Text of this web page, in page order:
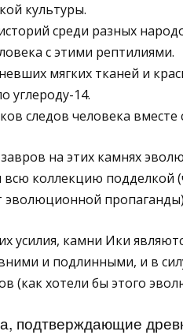
культуры.
среди разных
с этими рептилиями.
мягких тканей и
углероду-14.
следов человека
на этих камнях
всю коллекцию подделкой
эволюционной
усилия, камни Ики
и подлинными, и в
(как хотели бы этого
подтверждающие